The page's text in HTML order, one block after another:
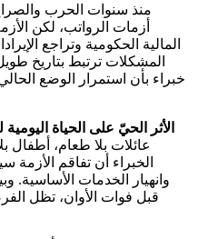
منذ سنوات الحرب
أزمات الرواتب، لكن
المالية الحكومية وتراجع
المشكلات ترتبط بتاريخ
خبراء بأن استمرار الوضع
الأثر الحيّ على الحياة اليومية
عائلات بلا طعام، أطفال
الخبراء أن تفاقم الأزمة
وانهيار الخدمات الأساسية.
قبل فوات الأوان، تظل